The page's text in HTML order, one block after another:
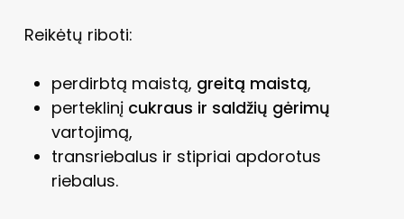
Reikėtų riboti:
perdirbtą maistą, greitą maistą,
perteklinį cukraus ir saldžių gėrimų
vartojimą,
transriebalus ir stipriai apdorotus
riebalus.